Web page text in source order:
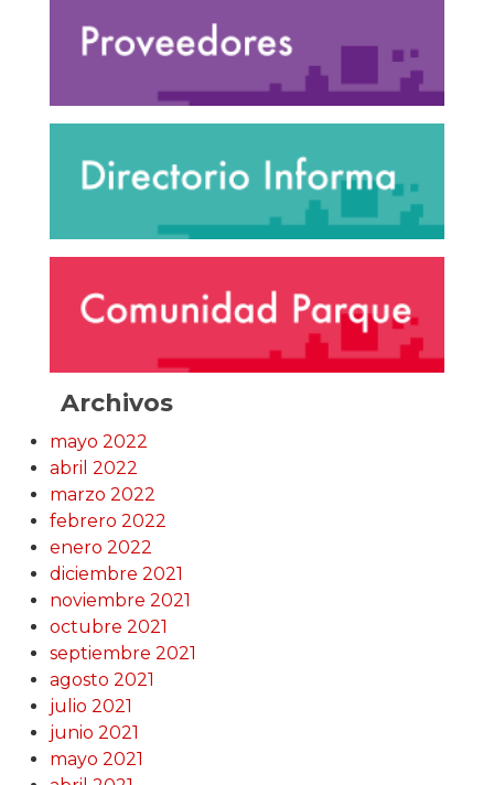
Archivos
mayo 2022
abril 2022
marzo 2022
febrero 2022
enero 2022
diciembre 2021
noviembre 2021
octubre 2021
septiembre 2021
agosto 2021
julio 2021
junio 2021
mayo 2021